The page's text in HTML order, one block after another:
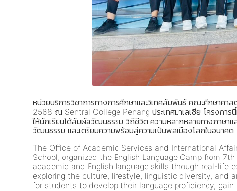
หน่วยบริการวิชาการทางการศึกษาและวิเทศสัมพันธ์ คณะศึกษาศ
2568 ณ Sentral College Penang ประเทศมาเลเซีย โครงการ
ให้นักเรียนได้สัมผัสวัฒนธรรม วิถีชีวิต ความหลากหลายทางภาษา
วัฒนธรรม และเตรียมความพร้อมสู่ความเป็นพลเมืองโลกในอนาคต
The Office of Academic Services and International
School, organized the English Language Camp from
academic and English language skills through real-life
exploring the culture, lifestyle, linguistic diversity, and
for students to develop their language proficiency,